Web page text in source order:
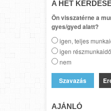
A HÉT
Ön visszatérne a
gyes/gyed alatt?
igen, teljes
igen
nem
AJÁNLÓ